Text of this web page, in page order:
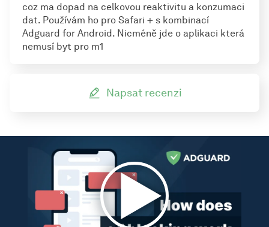
coz ma dopad na celkovou reaktivitu a konzumaci
dat. Používám ho pro Safari + s kombinací
Adguard for Android. Nicméně jde o aplikaci která
nemusí byt pro m1
Napsat recenzi